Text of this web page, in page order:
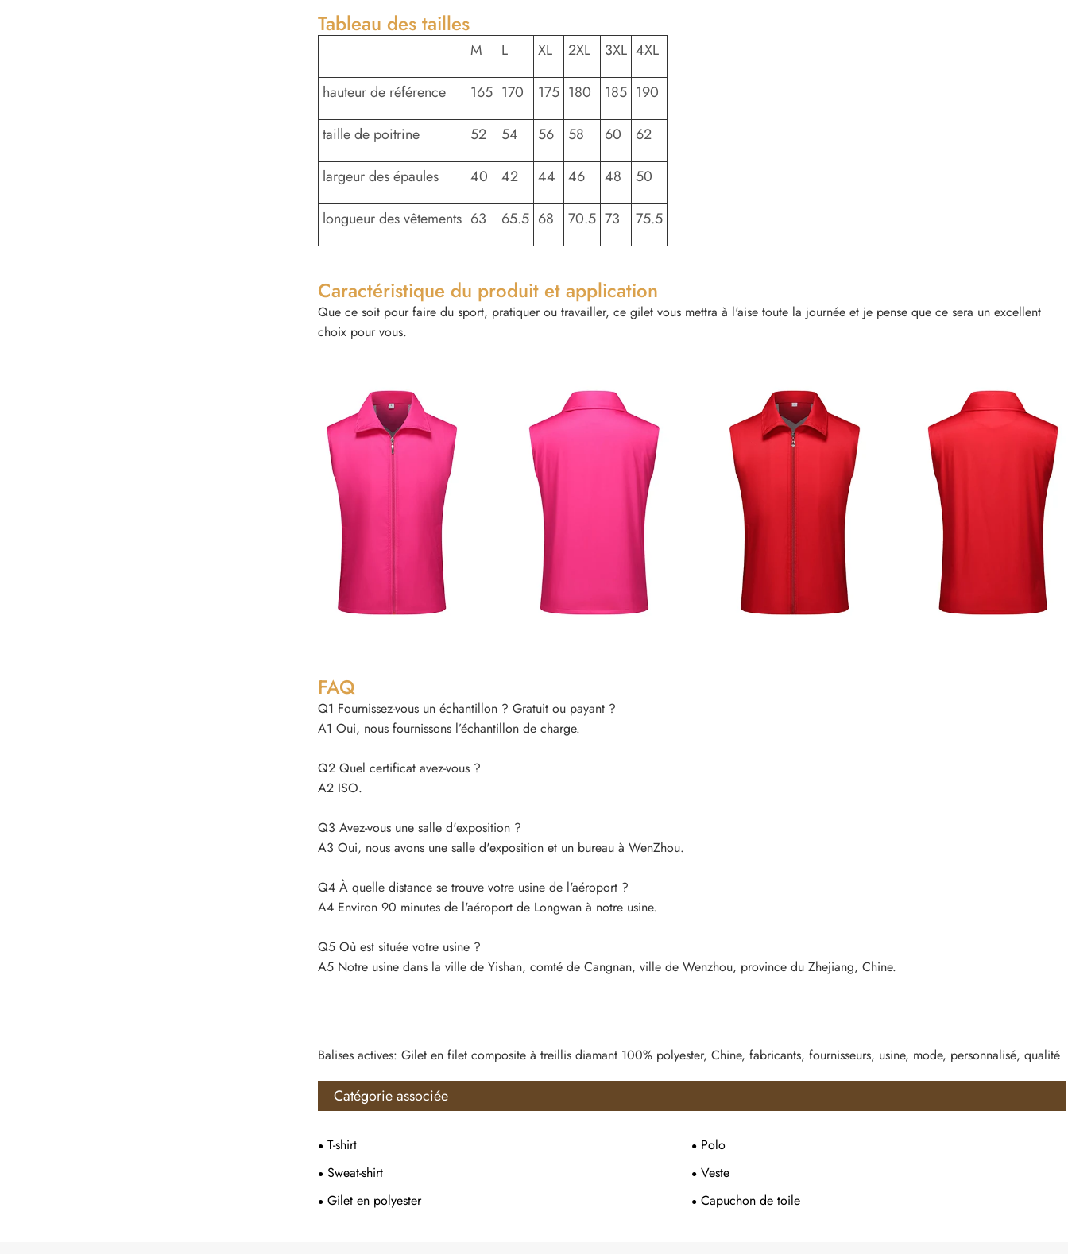
Tableau des tailles
M L XL 2XL 3XL 4XL
hauteur de référence 165 170 175 180 185 190
taille de poitrine 52 54 56 58 60 62
largeur des épaules 40 42 44 46 48 50
longueur des vêtements 63 65.5 68 70.5 73 75.5
Caractéristique du produit et application
Que ce soit pour faire du sport, pratiquer ou travailler, ce gilet vous mettra à l'aise toute la journée et je pense que ce sera un excellent
choix pour vous.
FAQ
Q1 Fournissez-vous un échantillon ? Gratuit ou payant ?
A1 Oui, nous fournissons l’échantillon de charge.
Q2 Quel certificat avez-vous ?
A2 ISO.
Q3 Avez-vous une salle d'exposition ?
A3 Oui, nous avons une salle d'exposition et un bureau à WenZhou.
Q4 À quelle distance se trouve votre usine de l'aéroport ?
A4 Environ 90 minutes de l'aéroport de Longwan à notre usine.
Q5 Où est située votre usine ?
A5 Notre usine dans la ville de Yishan, comté de Cangnan, ville de Wenzhou, province du Zhejiang, Chine.
Balises actives: Gilet en filet composite à treillis diamant 100% polyester, Chine, fabricants, fournisseurs, usine, mode, personnalisé, qualité
Catégorie associée
T-shirt
Polo
Sweat-shirt
Veste
Gilet en polyester
Capuchon de toile